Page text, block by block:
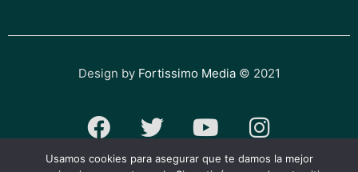
Design by Fortissimo Media© 2021
F
a
T
w
Y
o
I
n
Usamos cookies para asegurar que te damos la mejor